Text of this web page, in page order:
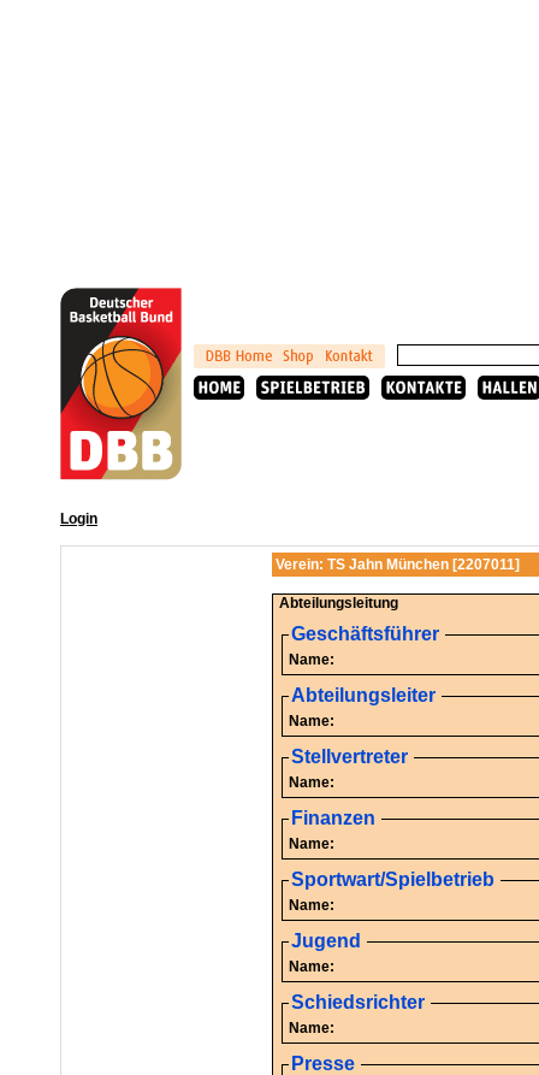
Login
Verein: TS Jahn München [2207011]
Abteilungsleitung
Geschäftsführer
Name:
Abteilungsleiter
Name:
Stellvertreter
Name:
Finanzen
Name:
Sportwart/Spielbetrieb
Name:
Jugend
Name:
Schiedsrichter
Name:
Presse